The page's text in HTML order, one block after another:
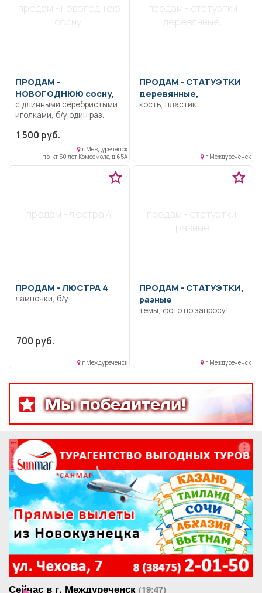
продам - новогоднюю
сосну,
ПРОДАМ -
НОВОГОДНЮЮ сосну,
с длинными серебристыми
иголками, б/у один раз.
1 500 руб.
г Междуреченск
пр-кт 50 лет Комсомола, д 65А
продам - статуэтки
деревянные,
ПРОДАМ - СТАТУЭТКИ
деревянные,
кость, пластик.
г Междуреченск
продам - люстра 4
ПРОДАМ - ЛЮСТРА 4
лампочки, б/у
700 руб.
г Междуреченск
продам - статуэтки,
разные
ПРОДАМ - СТАТУЭТКИ,
разные
темы, фото по запросу!
г Междуреченск
Мы победители!
реклама
Сейчас в г. Междуреченск (19:47)